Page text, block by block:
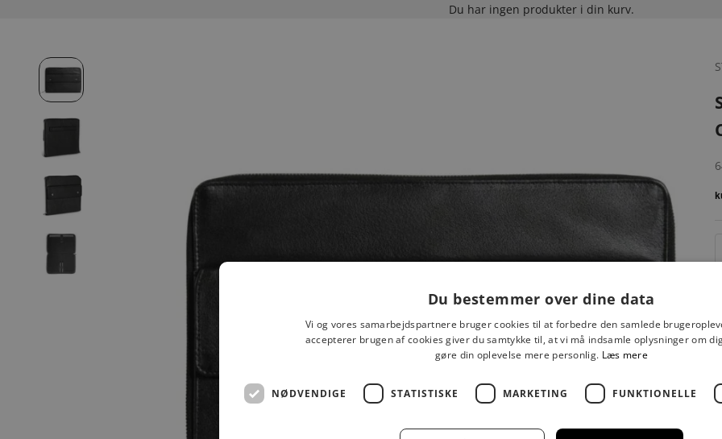
Du har ingen produkter i din kurv.
Du bestemmer over dine data
Vi og vores samarbejdspartnere bruger cookies til at forbedre den samlede
accepterer brugen af cookies giver du samtykke til, at vi må indsamle oplysninger om
gøre din oplevelse mere personlig. Læs mere
NØDVENDIGE STATISTISKE MARKETING FUNKTIONELLE